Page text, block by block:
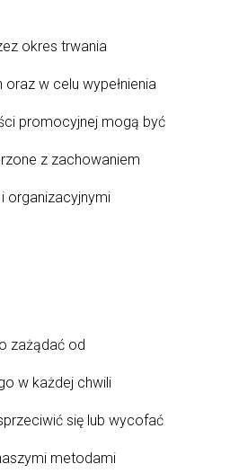
okres trwania
w celu wypełnienia
promocyjnej mogą być
z zachowaniem
organizacyjnymi
zażądać od
w każdej chwili
się lub wycofać
metodami